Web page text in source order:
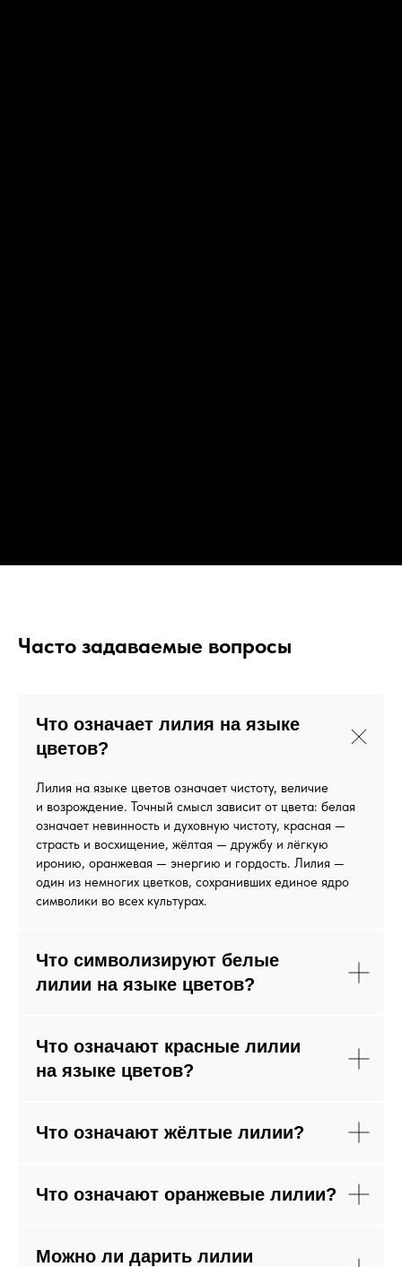
Часто задаваемые вопросы
Что означает лилия на языке
цветов?
Лилия на языке цветов означает чистоту, величие
и возрождение. Точный смысл зависит от цвета: белая
означает невинность и духовную чистоту, красная —
страсть и восхищение, жёлтая — дружбу и лёгкую
иронию, оранжевая — энергию и гордость. Лилия —
один из немногих цветков, сохранивших единое ядро
символики во всех культурах.
Что символизируют белые
лилии на языке цветов?
Что означают красные лилии
на языке цветов?
Что означают жёлтые лилии?
Что означают оранжевые лилии?
Можно ли дарить лилии